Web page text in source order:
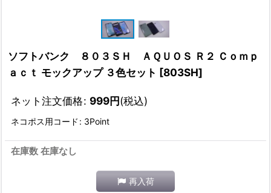
ソフトバンク ８０３ＳＨ ＡＱＵＯＳ Ｒ２ Ｃｏｍｐ
ａｃｔ モックアップ ３色セット [803SH]
ネット注文価格: 999円(税込)
ネコポス用コード : 3Point
在庫数 在庫なし
再入荷